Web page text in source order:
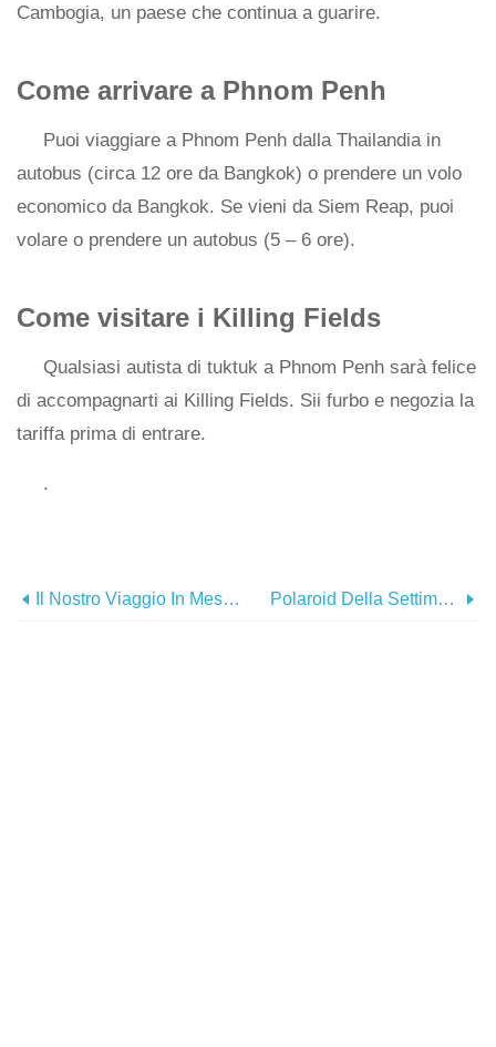
Cambogia, un paese che continua a guarire.
Come arrivare a Phnom Penh
Puoi viaggiare a Phnom Penh dalla Thailandia in
autobus (circa 12 ore da Bangkok) o prendere un volo
economico da Bangkok. Se vieni da Siem Reap, puoi
volare o prendere un autobus (5 – 6 ore).
Come visitare i Killing Fields
Qualsiasi autista di tuktuk a Phnom Penh sarà felice
di accompagnarti ai Killing Fields. Sii furbo e negozia la
tariffa prima di entrare.
.
Il Nostro Viaggio In Messico In Immagini Polaroid Della Settimana:giornate Pigre In Spiaggia A Koh Tao, Tailandia